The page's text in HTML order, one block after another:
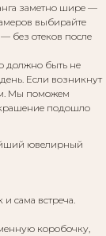
заметно шире —
выбирайте
без отеков после
должно быть не
Если возникнут
Мы поможем
подошло
ювелирный
сама встреча.
коробочку,